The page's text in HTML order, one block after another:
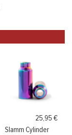
25,95 €
Slamm Cylinder